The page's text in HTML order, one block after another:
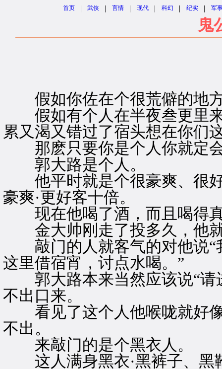
首页 | 武侠 | 言情 | 现代 | 科幻 | 纪实 | 军
鬼
假如你佐在个很荒僻的地
假如有个人在半夜叁更里来
累又渴又错过了宿头想在你们
那麽只要你是个人你就定会
郭大路是个人。
他平时就是个很豪爽、很好
豪爽·更好客十倍。
现在他喝了酒，而且喝得
金大帅刚走了投多久，他就
敲门的人就客气的对他说“
这里借宿宵，讨点水喝。”
郭大路本来当然应该说“请
不出口来。
看见了这个人他喉咙就好像
不出。
来敲门的是个黑衣人。
这人满身黑衣·黑裤子、黑